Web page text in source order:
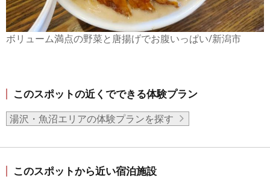
ボリューム満点の野菜と唐揚げでお腹いっぱい/新潟市
このスポットの近くでできる体験プラン
湯沢・魚沼エリアの体験プランを探す
このスポットから近い宿泊施設